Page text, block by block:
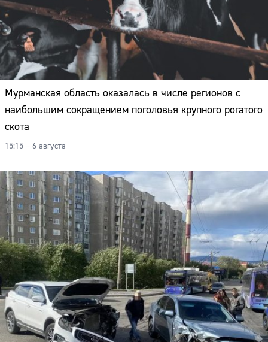
Мурманская область оказалась в числе регионов с
наибольшим сокращением поголовья крупного рогатого
скота
15:15 – 6 августа